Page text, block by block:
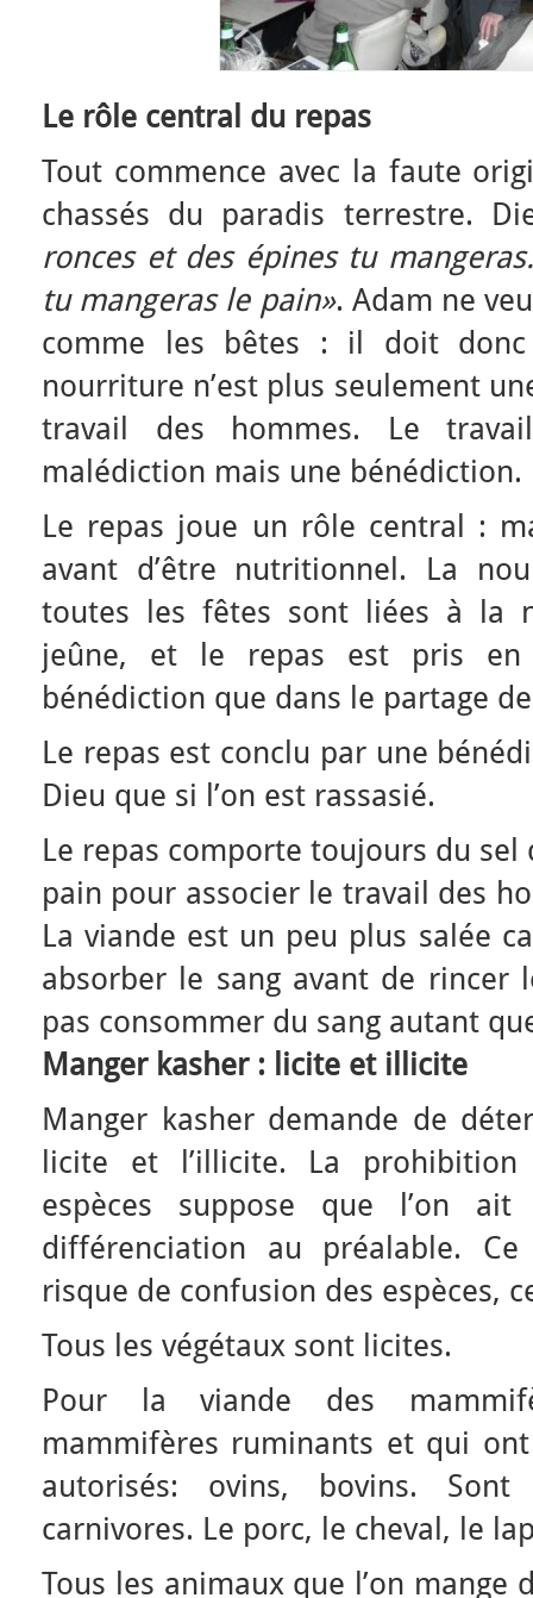
Le rôle central du repas
Tout commence avec la faute
chassés du paradis terrestre.
ronces et des épines tu
tu mangeras le pain». Adam ne
comme les bêtes : il doit
nourriture n’est plus seulement
travail des hommes. Le
malédiction mais une bénédiction.
Le repas joue un rôle central :
avant d’être nutritionnel. La
toutes les fêtes sont liées à la
jeûne, et le repas est pris
bénédiction que dans le partage
Le repas est conclu par une
Dieu que si l’on est rassasié.
Le repas comporte toujours du
pain pour associer le travail des
La viande est un peu plus salée
absorber le sang avant de
pas consommer du sang autant
Manger kasher : licite et illicite
Manger kasher demande de
licite et l’illicite. La
espèces suppose que l’on
différenciation au préalable.
risque de confusion des espèces,
Tous les végétaux sont licites.
Pour la viande des
mammifères ruminants et qui
autorisés: ovins, bovins.
carnivores. Le porc, le cheval, le
Tous les animaux que l’on mange